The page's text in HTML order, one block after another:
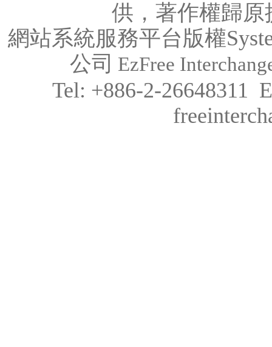
供，著作權歸
網站系統服務平台版權
公司 EzFree
Tel: +886-2-26648311